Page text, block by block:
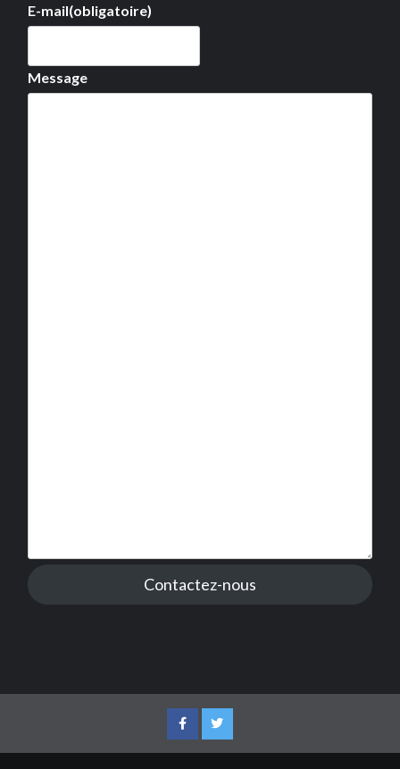
E-mail(obligatoire)
Message
Contactez-nous
FacebookTwitter